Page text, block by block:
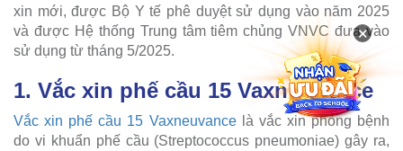
xin mới, được Bộ Y tế phê duyệt sử dụng vào năm 2025
và được Hệ thống Trung tâm tiêm chủng VNVC đưa vào
sử dụng từ tháng 5/2025.
1. Vắc xin phế cầu 15 Vaxneuvance
Vắc xin phế cầu 15 Vaxneuvancelà vắc xin phòng bệnh
do vi khuẩn phế cầu (Streptococcus pneumoniae) gây ra,
×